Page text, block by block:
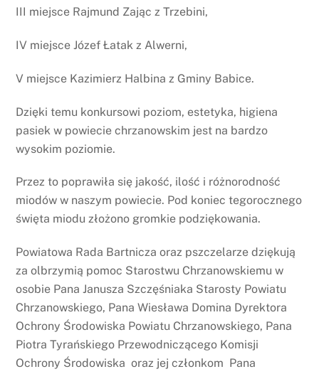
III miejsce Rajmund Zając z Trzebini,
IV miejsce Józef Łatak z Alwerni,
V miejsce Kazimierz Halbina z Gminy Babice.
Dzięki temu konkursowi poziom, estetyka, higiena
pasiek w powiecie chrzanowskim jest na bardzo
wysokim poziomie.
Przez to poprawiła się jakość, ilość i różnorodność
miodów w naszym powiecie. Pod koniec tegorocznego
święta miodu złożono gromkie podziękowania.
Powiatowa Rada Bartnicza oraz pszczelarze dziękują
za olbrzymią pomoc Starostwu Chrzanowskiemu w
osobie Pana Janusza Szczęśniaka Starosty Powiatu
Chrzanowskiego, Pana Wiesława Domina Dyrektora
Ochrony Środowiska Powiatu Chrzanowskiego, Pana
Piotra Tyrańskiego Przewodniczącego Komisji
Ochrony Środowiska oraz jej członkom Pana